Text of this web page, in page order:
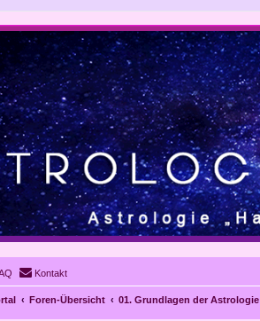
Kontakt
Foren-Übersicht 01. Grundlagen der Astrologie